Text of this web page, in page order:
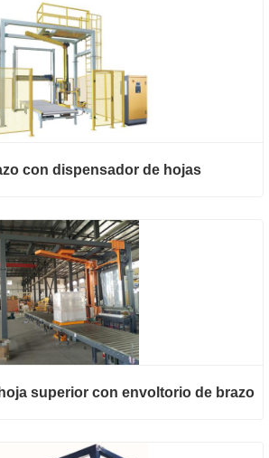
con dispensador de hojas
superior con envoltorio de brazo